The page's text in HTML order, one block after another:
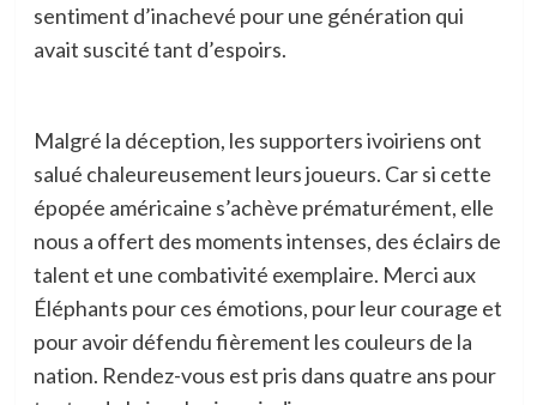
sentiment d’inachevé pour une génération qui
avait suscité tant d’espoirs.
Malgré la déception, les supporters ivoiriens ont
salué chaleureusement leurs joueurs. Car si cette
épopée américaine s’achève prématurément, elle
nous a offert des moments intenses, des éclairs de
talent et une combativité exemplaire. Merci aux
Éléphants pour ces émotions, pour leur courage et
pour avoir défendu fièrement les couleurs de la
nation. Rendez-vous est pris dans quatre ans pour